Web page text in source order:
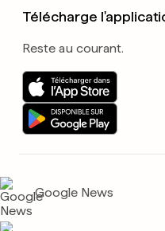
Télécharge
Reste au courant.
Google News